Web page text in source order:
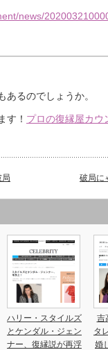
news/
るのでしょうか。
す！ プロの復縁屋カウ
破局に
ハリー・スタイルズ
とケンダル・ジェン
ナー、復縁説が再浮
吉
タ
婚